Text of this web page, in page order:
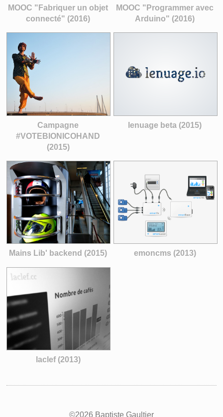
MOOC "Fabriquer un objet
connecté" (2016)
MOOC "Programmer avec
Arduino" (2016)
Campagne
#VOTEBIONICOHAND
(2015)
lenuage beta (2015)
Mains Lib' backend (2015) emoncms (2013)
laclef (2013)
©2026 Baptiste Gaultier